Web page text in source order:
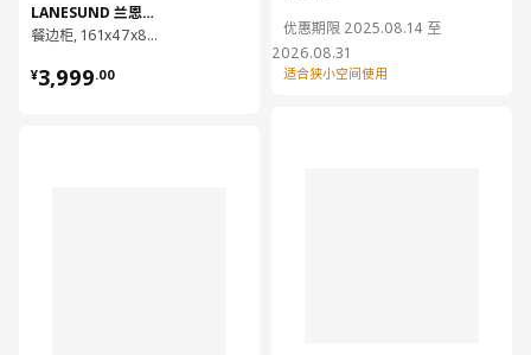
LANESUND 兰恩颂德
餐边柜, 161x47x81 厘米
¥3,999.00
¥ 3999.00
优惠期限 2025.08.14 至
2026.08.31
适合狭小空间使用